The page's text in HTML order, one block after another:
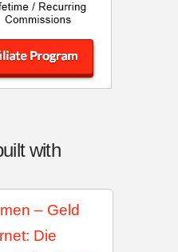
with
– Geld
Die